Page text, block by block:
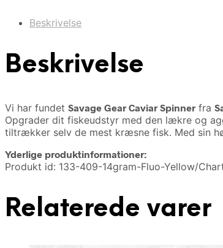
Beskrivelse
Beskrivelse
Vi har fundet Savage Gear Caviar Spinner fra
Opgrader dit fiskeudstyr med den lækre og
tiltrækker selv de mest kræsne fisk. Med sin
Yderlige produktinformationer:
Produkt id: 133-409-14gram-Fluo-Yellow/
Relaterede varer